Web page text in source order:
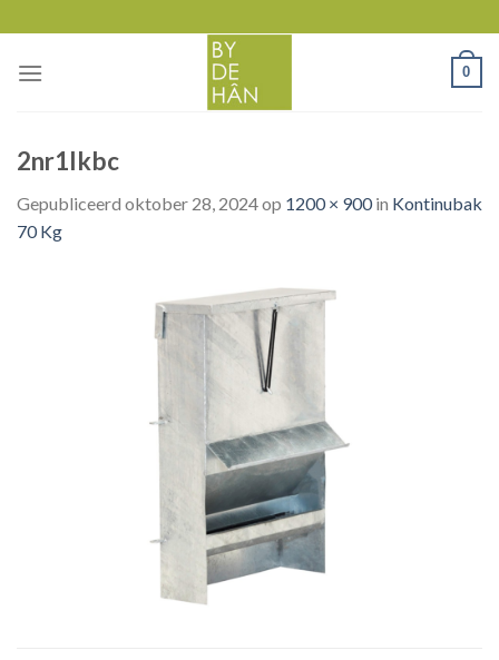
to
content
0
2nr1lkbc
Gepubliceerd oktober 28, 2024op 1200 × 900in Kontinubak
70 Kg